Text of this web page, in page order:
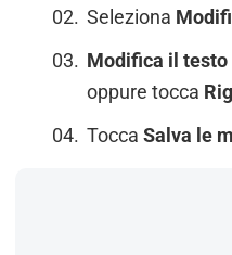
Seleziona
Modifica il testo
oppure tocca
Tocca Salva le